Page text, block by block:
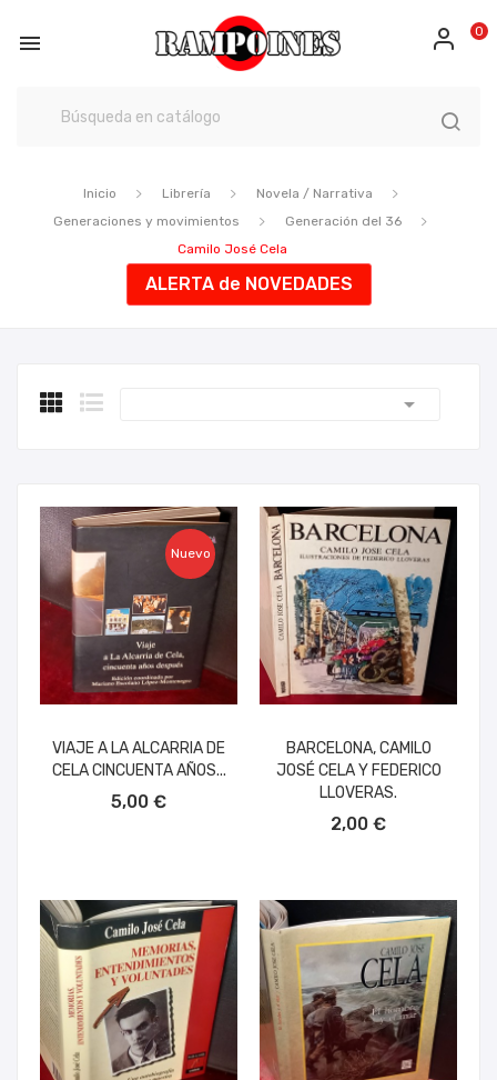
 0
Inicio Librería
Novela / Narrativa
Generaciones y movimientos
Generación del 36
Camilo José Cela
ALERTA de NOVEDADES

Nuevo
VIAJE A LA ALCARRIA DE
CELA CINCUENTA AÑOS...
5,00 €
BARCELONA, CAMILO
JOSÉ CELA Y FEDERICO
LLOVERAS.
2,00 €